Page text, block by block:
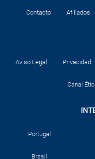
Contacto Afiliados
Aviso Legal Privacidad
Canal
Portugal
Brasil